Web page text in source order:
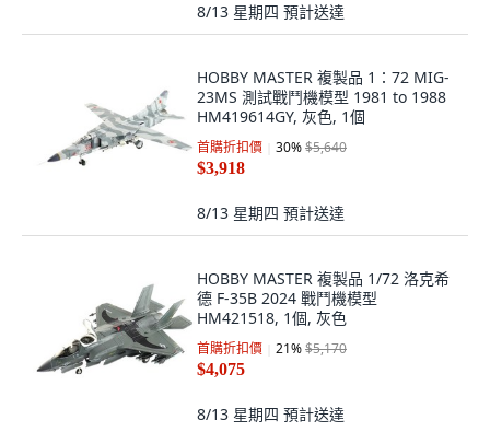
8/13 星期四 預計送達
HOBBY MASTER 複製品 1：72 MIG-
23MS 測試戰鬥機模型 1981 to 1988
HM419614GY, 灰色, 1個
首購折扣價 30%$5,640
$3,918
8/13 星期四 預計送達
HOBBY MASTER 複製品 1/72 洛克希
德 F-35B 2024 戰鬥機模型
HM421518, 1個, 灰色
首購折扣價 21%$5,170
$4,075
8/13 星期四 預計送達